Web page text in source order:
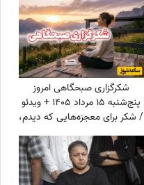
شکرگزاری صبحگاهی امروز
پنج‌شنبه 15 مرداد 1405 + ویدئو
/ شکر برای معجزه‌هایی که دیدم،
برای نعمت‌هایی که هنوز
ندیده‌ام، و برای آرزوهایی که
همین حالا در مسیر رسیدن به
من هستند